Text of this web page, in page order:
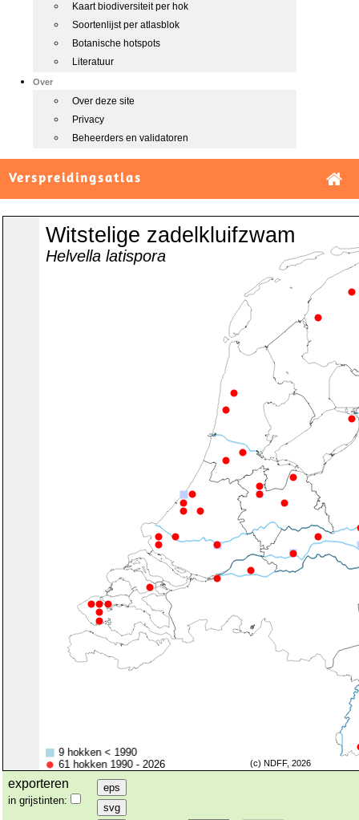
Kaart biodiversiteit per hok
Soortenlijst per atlasblok
Botanische hotspots
Literatuur
Over
Over deze site
Privacy
Beheerders en validatoren
Verspreidingsatlas